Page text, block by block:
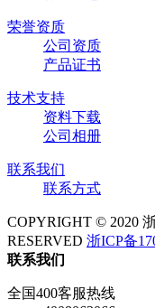
荣誉资质
公司资质
产品证书
技术支持
资料下载
公司相册
联系我们
联系方式
COPYRIGHT © 2020
RESERVED 浙ICP备
联系我们
全国400客服热线